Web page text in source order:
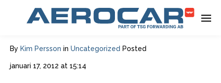
By Kim Persson in Uncategorized Posted
januari 17, 2012 at 15:14